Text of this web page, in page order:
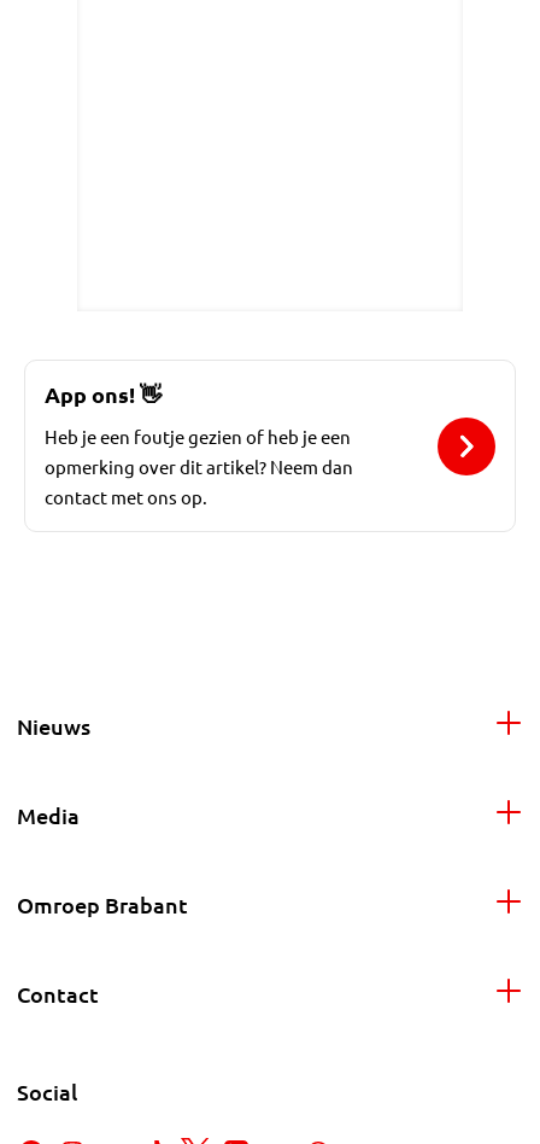
App ons!👋
Heb je een foutje gezien of heb je een
opmerking over dit artikel? Neem dan
contact met ons op.
Nieuws
Media
Omroep Brabant
Contact
Social